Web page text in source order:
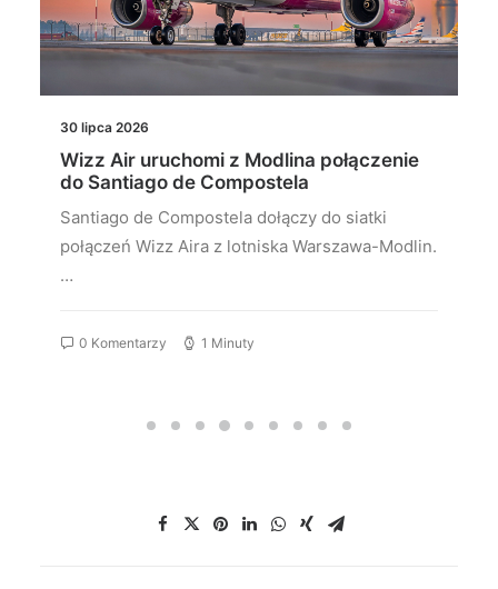
30 lipca 2026
Wizz Air uruchomi z Modlina połączenie
do Santiago de Compostela
Santiago de Compostela dołączy do siatki
połączeń Wizz Aira z lotniska Warszawa-Modlin.
…
0 Komentarzy 1 Minuty